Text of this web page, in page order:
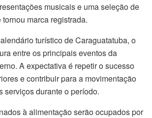
musicais e uma seleção de
marca registrada.
turístico de Caraguatatuba, o
entre os principais eventos da
A expectativa é repetir o sucesso
e contribuir para a movimentação
serviços durante o período.
à alimentação serão ocupados por